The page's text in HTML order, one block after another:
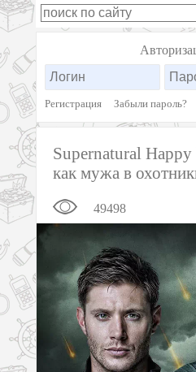
Регистрация Забыли пароль?
Supernatural
как мужа в
49498